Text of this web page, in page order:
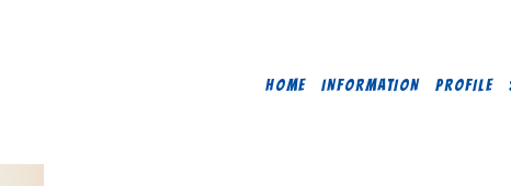
HOME INFORMATION PROFILE